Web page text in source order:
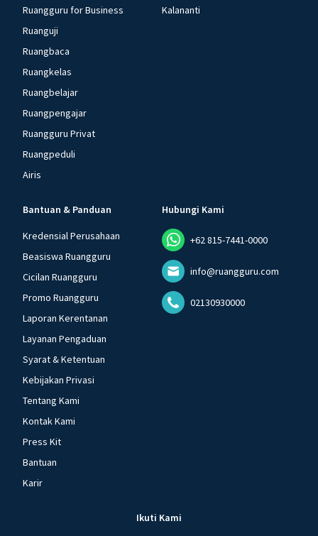
Ruangguru for Business
Ruanguji
Ruangbaca
Ruangkelas
Ruangbelajar
Ruangpengajar
Ruangguru Privat
Ruangpeduli
Airis
Kalananti
Bantuan & Panduan
Kredensial Perusahaan
Beasiswa Ruangguru
Cicilan Ruangguru
Promo Ruangguru
Laporan Kerentanan
Layanan Pengaduan
Syarat & Ketentuan
Kebijakan Privasi
Tentang Kami
Kontak Kami
Press Kit
Bantuan
Karir
Hubungi Kami
+62 815-7441-0000
info@ruangguru.com
02130930000
Ikuti Kami